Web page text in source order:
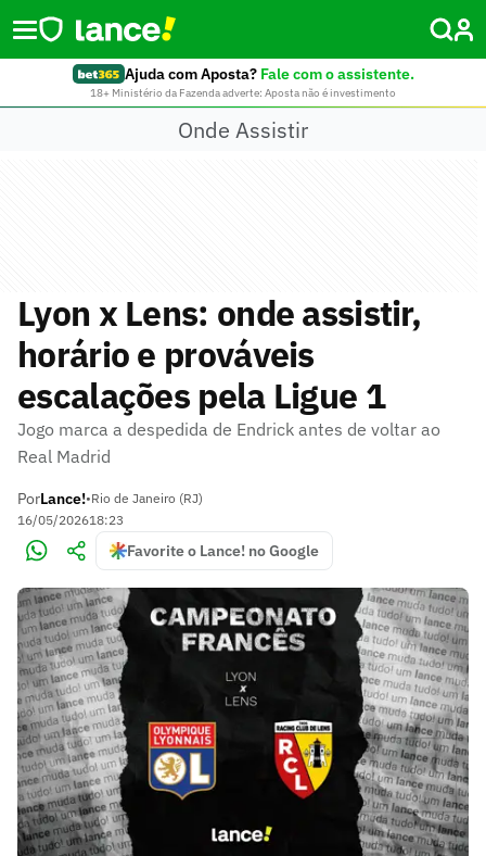
Ajuda com Aposta? Fale com o assistente.
18+ Ministério da Fazenda adverte: Aposta não é investimento
Onde Assistir
Lyon x Lens: onde assistir,
horário e prováveis
escalações pela Ligue 1
Jogo marca a despedida de Endrick antes de voltar ao
Real Madrid
PorLance!•Rio de Janeiro (RJ)
16/05/202618:23
Favorite o Lance! no Google